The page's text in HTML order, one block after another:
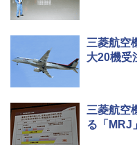
三菱航空
大20機受
三菱航空
る「MRJ